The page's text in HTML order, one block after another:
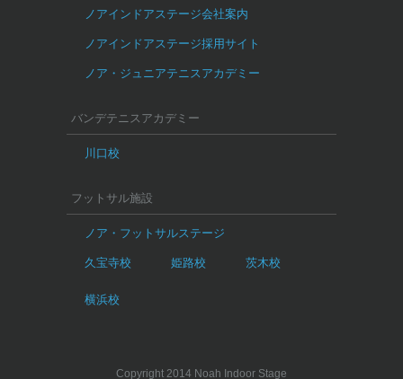
ノアインドアステージ会社案内
ノアインドアステージ採用サイト
ノア・ジュニアテニスアカデミー
バンデテニスアカデミー
川口校
フットサル施設
ノア・フットサルステージ
久宝寺校 姫路校 茨木校
横浜校
Copyright 2014 Noah Indoor Stage